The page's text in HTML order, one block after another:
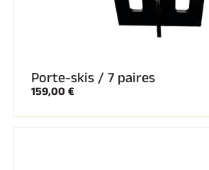
Porte-skis / 7 paires
159,00 €